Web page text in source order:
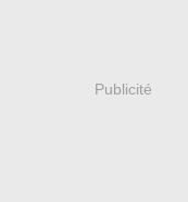
Publicité